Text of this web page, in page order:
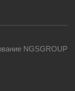
NGSGROUP